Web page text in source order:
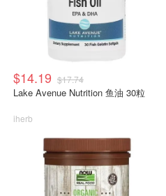
$14.19 $17.74
Lake Avenue Nutrition 鱼油 30粒
iherb